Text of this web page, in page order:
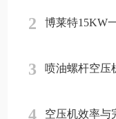
2 博莱特15KW
3 喷油螺杆空压
4 空压机效率与